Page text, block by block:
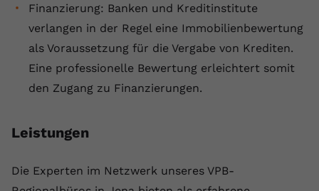
Finanzierung: Banken und Kreditinstitute
verlangen in der Regel eine Immobilienbewertung
als Voraussetzung für die Vergabe von Krediten.
Eine professionelle Bewertung erleichtert somit
den Zugang zu Finanzierungen.
Leistungen
Die Experten im Netzwerk unseres VPB-
Youtube.com
Laufzeit Session
YouTube setzt diesen Cookie, um die
Videopräferenzen des Benutzers zu
Name yt.innertube::requests